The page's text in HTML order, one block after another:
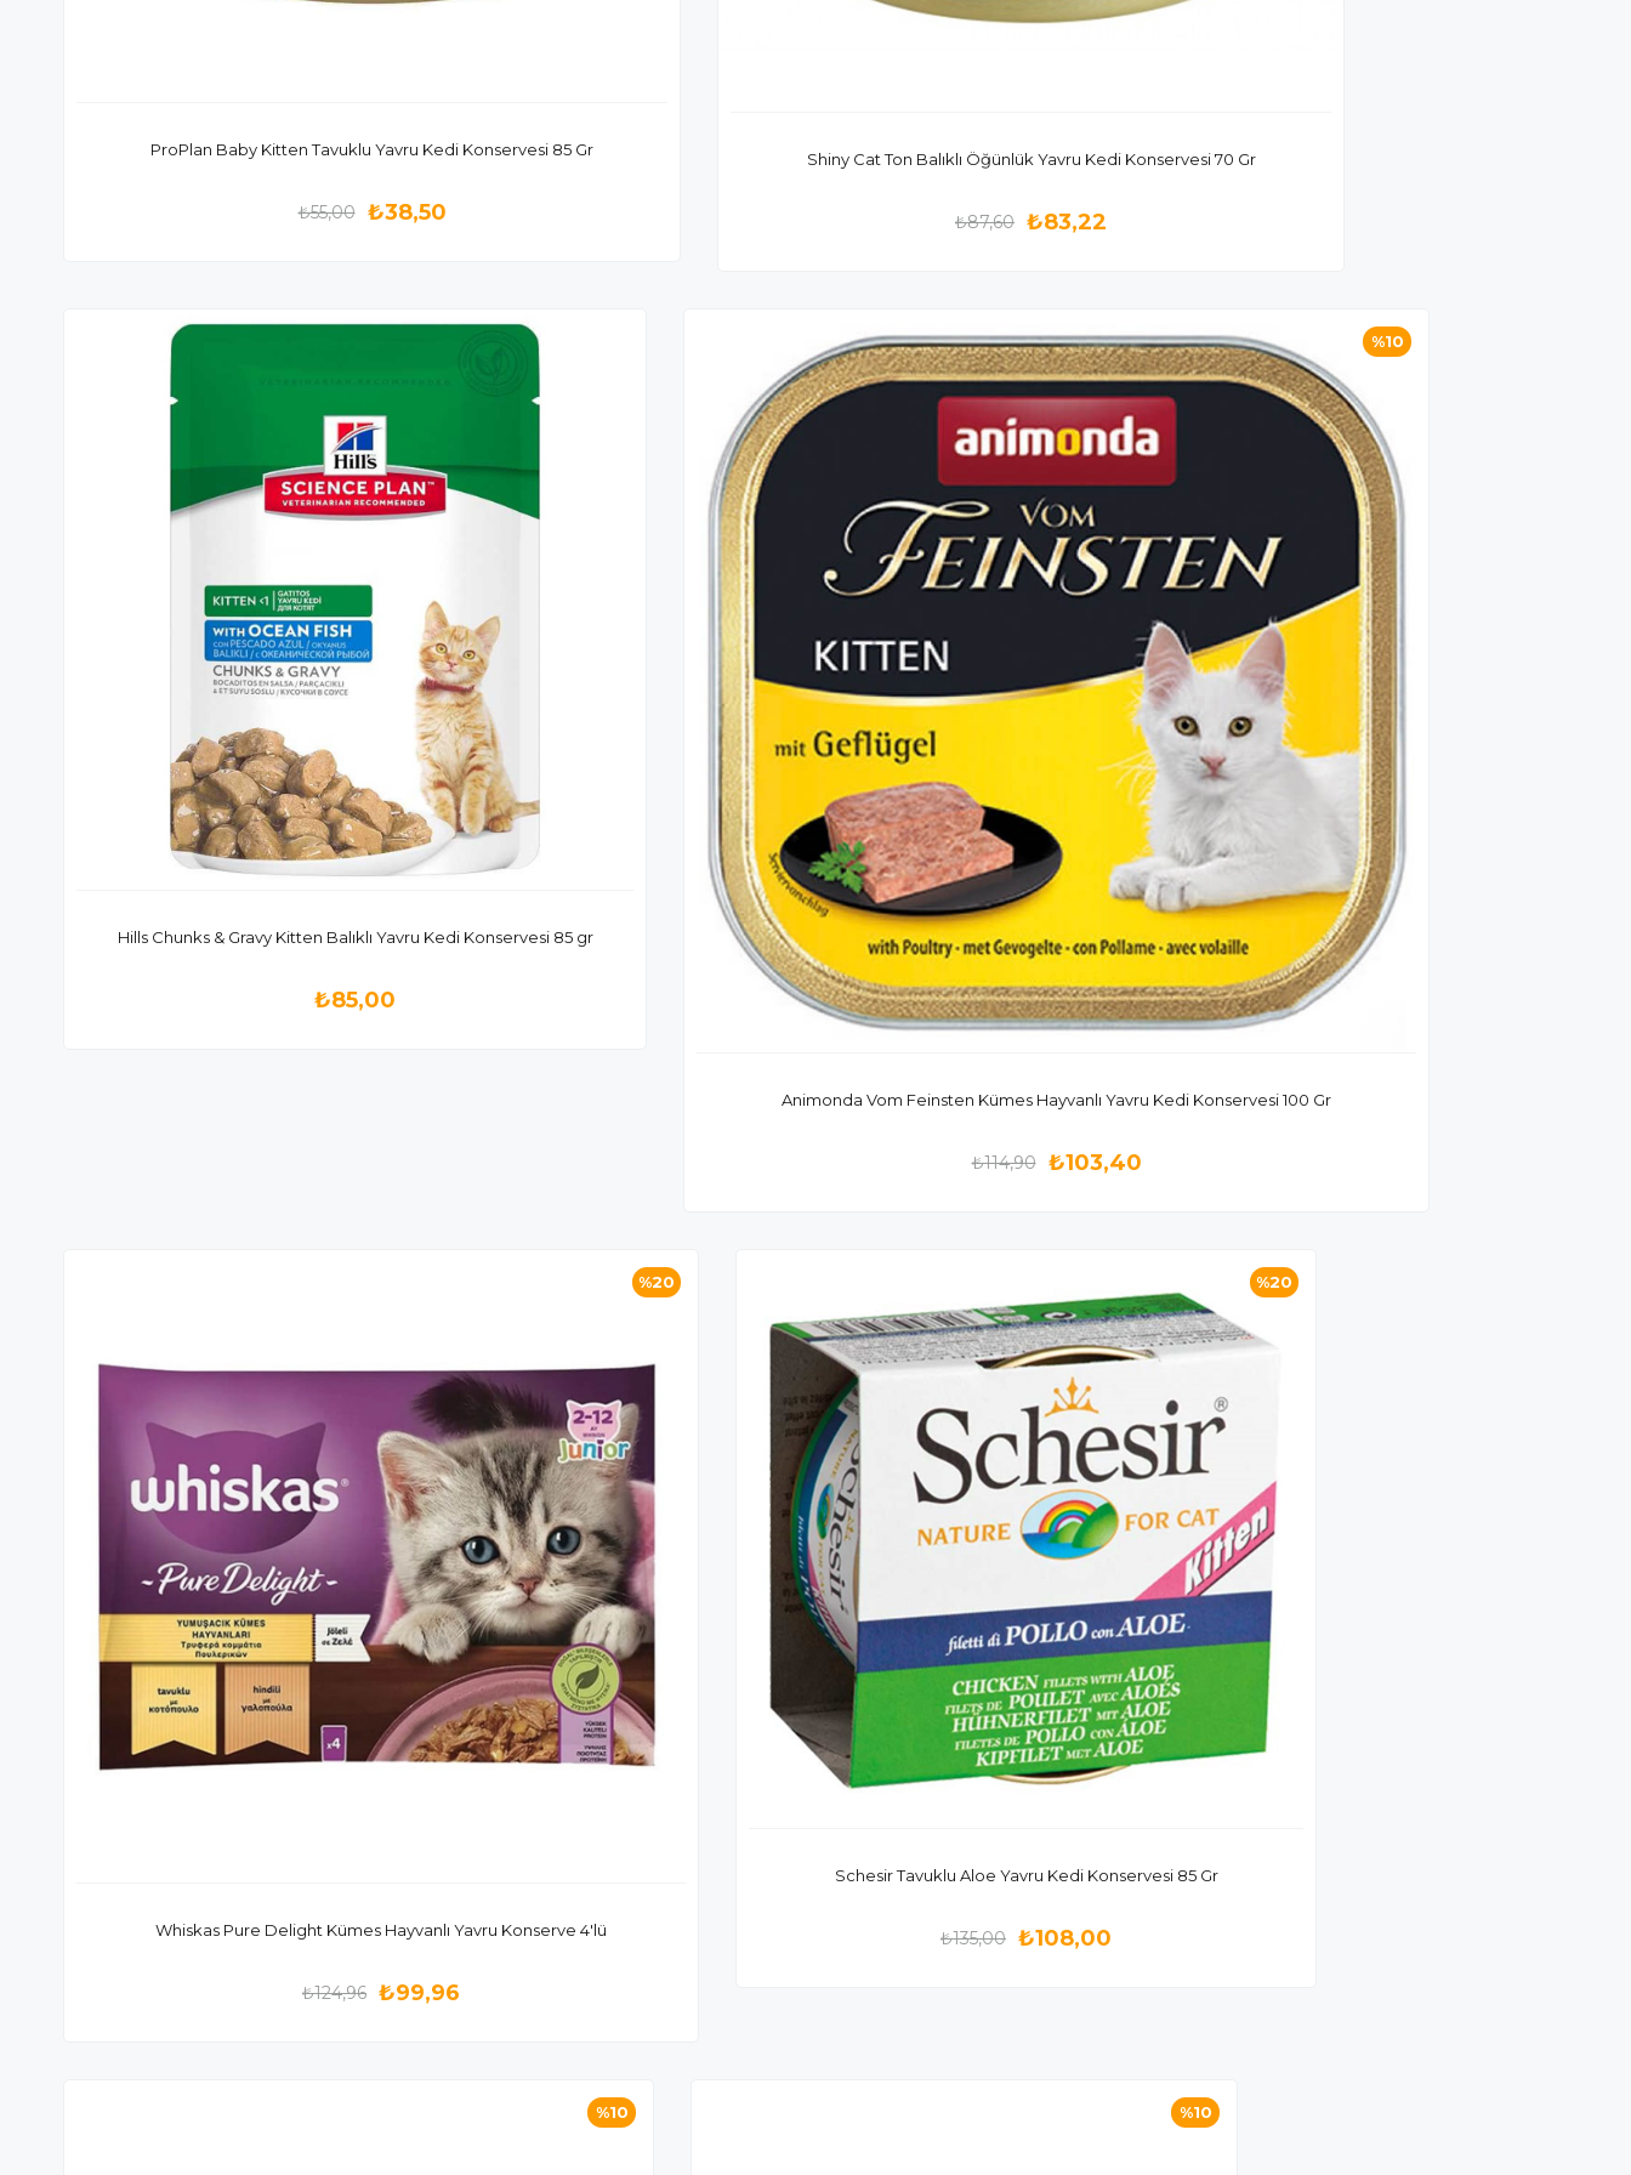
ProPlan Baby Kitten Tavuklu Yavru Kedi Konservesi 85 Gr
₺38,50
₺55,00
Shiny Cat Ton Balıklı Öğünlük Yavru Kedi Konservesi 70 Gr
₺83,22
₺87,60
Hills Chunks & Gravy Kitten Balıklı Yavru Kedi Konservesi 85 gr
₺85,00
Animonda Vom Feinsten Kümes Hayvanlı Yavru Kedi Konservesi 100 Gr
₺103,40
₺114,90
%10
Whiskas Pure Delight Kümes Hayvanlı Yavru Konserve 4'lü
₺99,96
₺124,96
%20
Schesir Tavuklu Aloe Yavru Kedi Konservesi 85 Gr
₺108,00
₺135,00
%20
%10 %10